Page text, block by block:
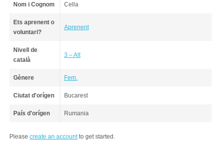
Nom i Cognom Cella
Ets aprenent o
voluntari?
Aprenent
Nivell de
català
3 – Alt
Gènere Fem.
Ciutat d'orígen Bucarest
País d'orígen Rumania
Please create an accountto get started.